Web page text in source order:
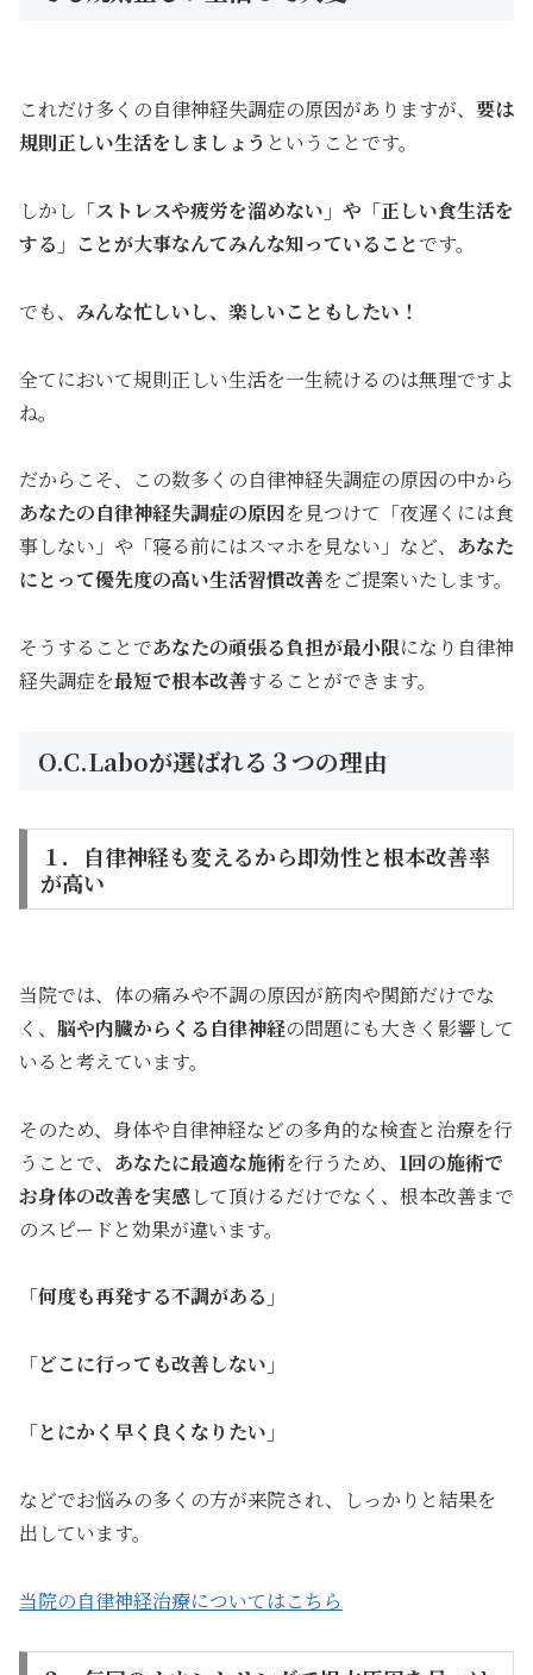
これだけ多くの自律神経失調症の原因がありますが、 要は
規則正しい生活をしましょう ということです。
しかし 「ストレスや疲労を溜めない」や「正しい食生活を
する」ことが大事なんてみんな知っていることです。
でも、 みんな忙しいし、楽しいこともしたい！
全てにおいて規則正しい生活を一生続けるのは無理ですよ
ね。
だからこそ、この数多くの自律神経失調症の原因の中から
あなたの自律神経失調症の原因を見つけて「夜遅くには食
事しない」や「寝る前にはスマホを見ない」など、 あなた
にとって優先度の高い生活習慣改善をご提案いたします。
そうすることであなたの頑張る負担が最小限になり自律神
経失調症を最短で根本改善することができます。
O.C.Laboが選ばれる３つの理由
１．自律神経も変えるから即効性と根本改善率
が高い
当院では、体の痛みや不調の原因が筋肉や関節だけでな
く、 脳や内臓からくる自律神経の問題にも大きく影響して
いると考えています。
そのため、身体や自律神経などの多角的な検査と治療を行
うことで、 あなたに最適な施術を行うため、 1回の施術で
お身体の改善を実感して頂けるだけでなく、根本改善まで
のスピードと効果が違います。
「何度も再発する不調がある」
「どこに行っても改善しない」
「とにかく早く良くなりたい」
などでお悩みの多くの方が来院され、しっかりと結果を
出しています。
当院の自律神経治療についてはこちら